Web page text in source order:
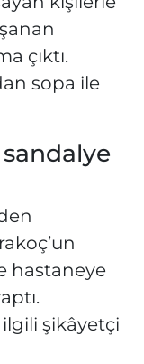
çıktı.
sopa ile
hastaneye
şikâyetçi